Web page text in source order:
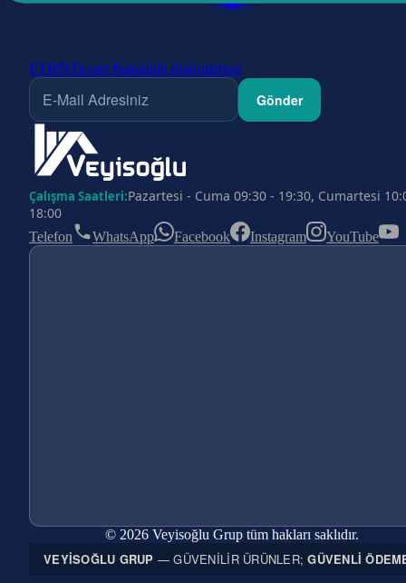
ETBİSTicaret Bakanlığı doğrulaması
Gönder
Çalışma Saatleri:Pazartesi - Cuma 09:30 - 19:30, Cumartesi
18:00
Telefon WhatsApp Facebook Instagram YouTube
© 2026 Veyisoğlu Grup tüm hakları saklıdır.
VEYISOĞLU GRUP — GÜVENILIR ÜRÜNLER;GÜVENLI